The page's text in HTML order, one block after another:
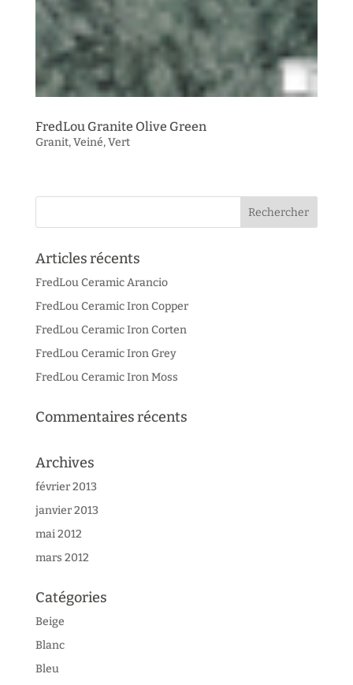
FredLou Granite Olive Green
Granit,Veiné,Vert
Articles récents
FredLou Ceramic Arancio
FredLou Ceramic Iron Copper
FredLou Ceramic Iron Corten
FredLou Ceramic Iron Grey
FredLou Ceramic Iron Moss
Commentaires récents
Archives
février 2013
janvier 2013
mai 2012
mars 2012
Catégories
Beige
Blanc
Bleu